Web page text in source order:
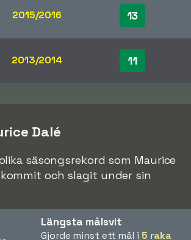
2015/2016 13
2013/2014 11
Dalé
säsongsrekord som Maurice
och slagit under sin
Längsta målsvit
Gjorde minst ett mål i 5 raka